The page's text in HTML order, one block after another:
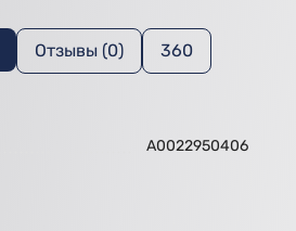
Отзывы (0) 360
A0022950406